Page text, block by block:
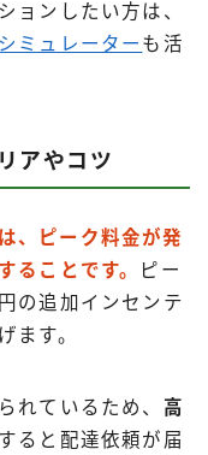
ョンしたい方は、
ミュレーター も活
アやコツ
、ピーク料金が発
ることです。
ピー
の追加インセンテ
ます。
れているため、 高
ると配達依頼が届